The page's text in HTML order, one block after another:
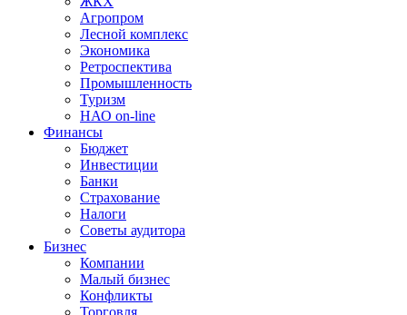
Агропром
Лесной комплекс
Экономика
Ретроспектива
Промышленность
Туризм
НАО on-line
Финансы
Бюджет
Инвестиции
Банки
Страхование
Налоги
Советы аудитора
Бизнес
Компании
Малый бизнес
Конфликты
Торговля